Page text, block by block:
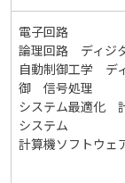
電子回路
論理回路 ディジ
自動制御工学 デ
御 信号処理
システム最適化
システム
計算機ソフトウェ